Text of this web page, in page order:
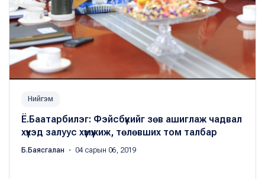
Нийгэм
Ё.Баатарбилэг: Фэйсбүүкийг зөв ашиглаж чадвал
хүүхэд залуус хүмүүжиж, төлөвших том талбар
Б.Баясгалан ・ 04 сарын 06, 2019